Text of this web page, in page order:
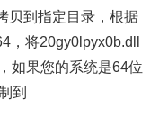
贝到指定目录，根据
，将20gy0lpyx0b.dll
如果您的系统是64位
到